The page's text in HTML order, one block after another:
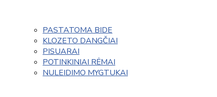
PASTATOMA BIDE
KLOZETO DANGČIAI
PISUARAI
POTINKINIAI RĖMAI
NULEIDIMO MYGTUKAI